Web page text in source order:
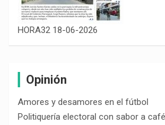
HORA32 18-06-2026
Opinión
Amores y desamores en el fútbol
Politiquería electoral con sabor a café